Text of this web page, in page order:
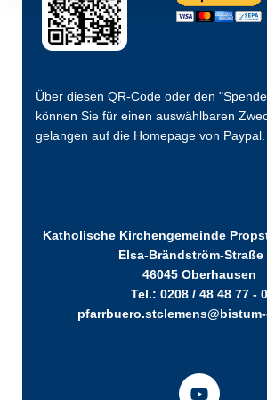
Über diesen QR-Code oder den
können Sie für einen auswählbaren
gelangen auf die Homepage von Paypal.
Katholische Kirchengemeinde
Elsa-Brändström-Straße
46045 Oberhausen
Tel.: 0208 / 48 48 77 - 0